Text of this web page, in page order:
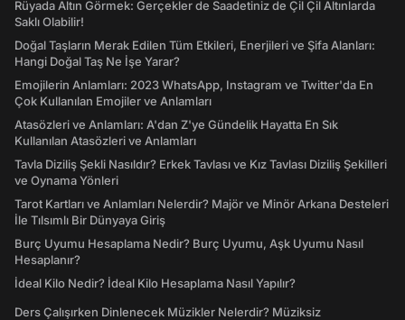
Rüyada Altın Görmek: Gerçekler de Saadetiniz de Çil Çil Altınlarda
Saklı Olabilir!
Doğal Taşların Merak Edilen Tüm Etkileri, Enerjileri ve Şifa Alanları:
Hangi Doğal Taş Ne İşe Yarar?
Emojilerin Anlamları: 2023 WhatsApp, Instagram ve Twitter'da En
Çok Kullanılan Emojiler ve Anlamları
Atasözleri ve Anlamları: A'dan Z'ye Gündelik Hayatta En Sık
Kullanılan Atasözleri ve Anlamları
Tavla Diziliş Şekli Nasıldır? Erkek Tavlası ve Kız Tavlası Diziliş Şekilleri
ve Oynama Yönleri
Tarot Kartları ve Anlamları Nelerdir? Majör ve Minör Arkana Desteleri
İle Tılsımlı Bir Dünyaya Giriş
Burç Uyumu Hesaplama Nedir? Burç Uyumu, Aşk Uyumu Nasıl
Hesaplanır?
İdeal Kilo Nedir? İdeal Kilo Hesaplama Nasıl Yapılır?
Ders Çalışırken Dinlenecek Müzikler Nelerdir? Müziksiz